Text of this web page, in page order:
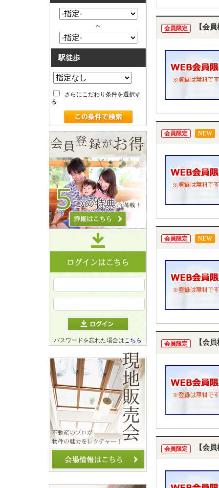
会員限定 【会
会員限定 NEW
会員限定 NEW
会員限定 【会
会員限定 【会
～
駅徒歩
さらにこだわり条件を選択す
る
パスワードを忘れた場合はこちら